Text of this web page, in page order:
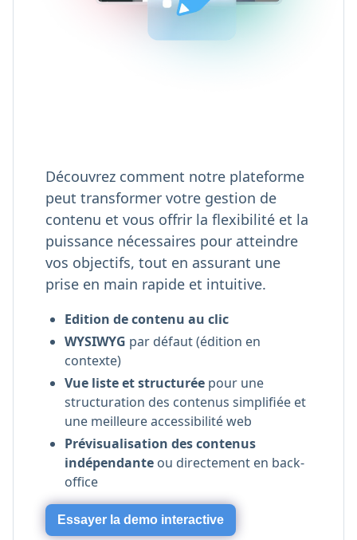
Découvrez comment notre plateforme
peut transformer votre gestion de
contenu et vous offrir la flexibilité et la
puissance nécessaires pour atteindre
vos objectifs, tout en assurant une
prise en main rapide et intuitive.
Edition de contenu au clic
WYSIWYG par défaut (édition en
contexte)
Vue liste et structurée pour une
structuration des contenus simplifiée et
une meilleure accessibilité web
Prévisualisation des contenus
indépendante ou directement en back-
office
Essayer la demo interactive